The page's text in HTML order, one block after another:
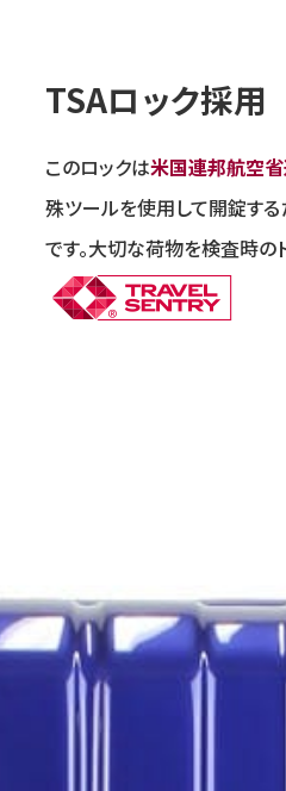
TSAロック採用
このロックは米国連邦航空省
殊ツールを使用して開錠す
です。大切な荷物を検査時の